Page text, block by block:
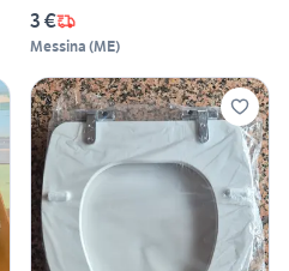
3 €
Messina (ME)